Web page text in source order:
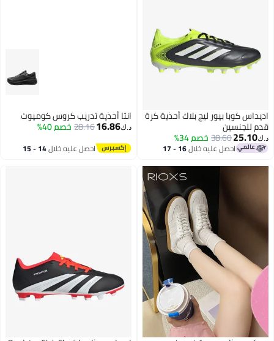
اديداس كوبا بيور ليج بلاك أحذية كرة
قدم للجنسين
د.ك‏25.10
38.60خصم 34%
احصل عليه خلال 16 - 17
انتا أحذية تدريب كروس كوميوت
د.ك‏16.86
28.16خصم 40%
احصل عليه خلال 14 - 15